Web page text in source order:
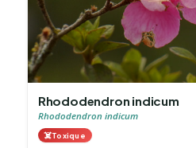
Rhododendron indicum
Rhododendron indicum
☠️Toxique